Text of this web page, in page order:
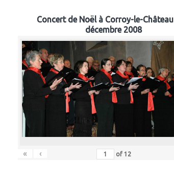
Concert de Noël à Corroy-le-
décembre 2008
« ‹ of 12